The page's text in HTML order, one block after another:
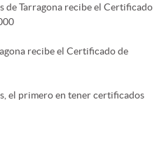
de Tarragona recibe el Certificado
recibe el Certificado de
el primero en tener certificados